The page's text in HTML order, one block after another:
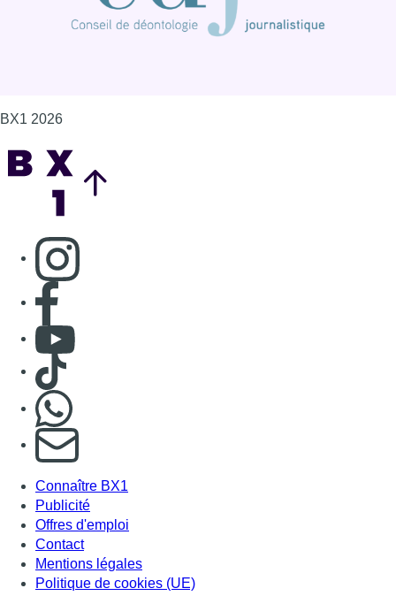
BX1 2026
Consulter page Instagram
Consulter page Facebook
Consulter Youtube
Consulter TikTok
S'abonner à notre newsletter
Connaître BX1
Publicité
Offres d'emploi
Contact
Mentions légales
Politique de cookies (UE)